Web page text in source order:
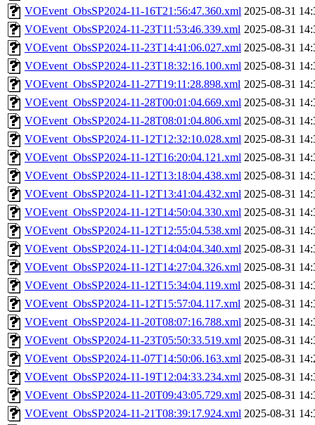
VOEvent_ObsSP2024-11-16T21:56:47.360.xml 2025-08-31
VOEvent_ObsSP2024-11-23T11:53:46.339.xml 2025-08-31
VOEvent_ObsSP2024-11-23T14:41:06.027.xml 2025-08-31
VOEvent_ObsSP2024-11-23T18:32:16.100.xml 2025-08-31
VOEvent_ObsSP2024-11-27T19:11:28.898.xml 2025-08-31
VOEvent_ObsSP2024-11-28T00:01:04.669.xml 2025-08-31
VOEvent_ObsSP2024-11-28T08:01:04.806.xml 2025-08-31
VOEvent_ObsSP2024-11-12T12:32:10.028.xml 2025-08-31
VOEvent_ObsSP2024-11-12T16:20:04.121.xml 2025-08-31
VOEvent_ObsSP2024-11-12T13:18:04.438.xml 2025-08-31
VOEvent_ObsSP2024-11-12T13:41:04.432.xml 2025-08-31
VOEvent_ObsSP2024-11-12T14:50:04.330.xml 2025-08-31
VOEvent_ObsSP2024-11-12T12:55:04.538.xml 2025-08-31
VOEvent_ObsSP2024-11-12T14:04:04.340.xml 2025-08-31
VOEvent_ObsSP2024-11-12T14:27:04.326.xml 2025-08-31
VOEvent_ObsSP2024-11-12T15:34:04.119.xml 2025-08-31
VOEvent_ObsSP2024-11-12T15:57:04.117.xml 2025-08-31
VOEvent_ObsSP2024-11-20T08:07:16.788.xml 2025-08-31
VOEvent_ObsSP2024-11-23T05:50:33.519.xml 2025-08-31
VOEvent_ObsSP2024-11-07T14:50:06.163.xml 2025-08-31
VOEvent_ObsSP2024-11-19T12:04:33.234.xml 2025-08-31
VOEvent_ObsSP2024-11-20T09:43:05.729.xml 2025-08-31
VOEvent_ObsSP2024-11-21T08:39:17.924.xml 2025-08-31